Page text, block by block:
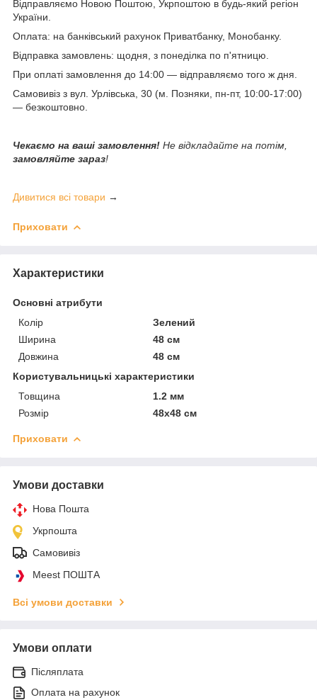
Відправляємо Новою Поштою, Укрпоштою в будь-який регіон
України.
Оплата: на банківський рахунок Приватбанку, Монобанку.
Відправка замовлень: щодня, з понеділка по п'ятницю.
При оплаті замовлення до 14:00 — відправляємо того ж дня.
Самовивіз з вул. Урлівська, 30 (м. Позняки, пн-пт, 10:00-17:00)
— безкоштовно.
Чекаємо на ваші замовлення! Не відкладайте на потім,
замовляйте зараз!
Дивитися всі товари →
Приховати
Характеристики
Основні атрибути
Колір
Зелений
Ширина
48 см
Довжина
48 см
Користувальницькі характеристики
Товщина
1.2 мм
Розмір
48х48 см
Приховати
Умови доставки
Нова Пошта
Укрпошта
Самовивіз
Meest ПОШТА
Всі умови доставки
Умови оплати
Післяплата
Оплата на рахунок